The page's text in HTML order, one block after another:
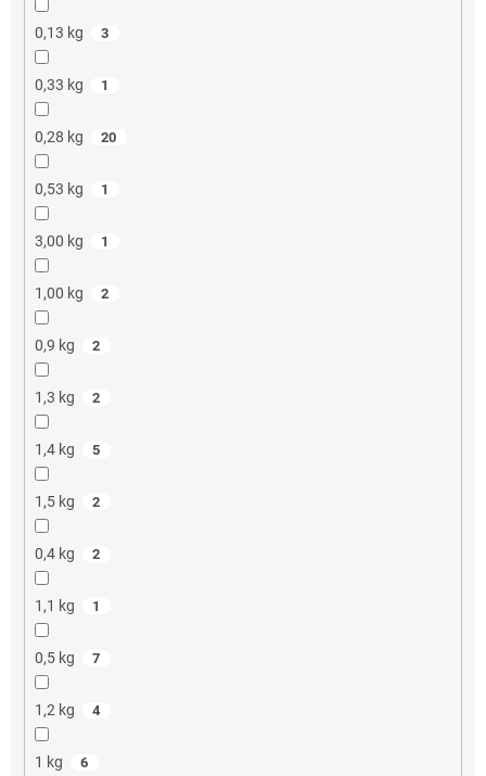
0,13 kg 3
0,33 kg 1
0,28 kg 20
0,53 kg 1
3,00 kg 1
1,00 kg 2
0,9 kg 2
1,3 kg 2
1,4 kg 5
1,5 kg 2
0,4 kg 2
1,1 kg 1
0,5 kg 7
1,2 kg 4
1 kg 6